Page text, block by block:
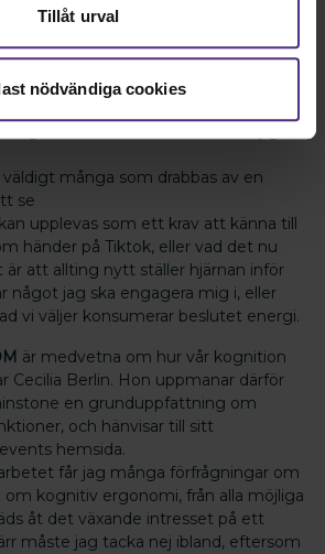
Tillåt urval
nödvändiga cookies
Berlin tror att vårt samhälle just nu
intryck. Det handlar inte bara
många som drabbas av en
se
upplevas som ett krav att känna till
händer på Tiktok, eller vad det nu
är att allting nytt ställer hjärnan inför
något jag ska engagera mig i, eller
vi väljer konsumerar beslutet energi.
är medvetna om hur vår kognition
Cecilia Berlin. Hon uppmanar därför
en grunduppfattning om
och hänvisar till sitt
hemsida.
får jag många förfrågningar om
kognitiv ergonomi, från alla möjliga
åt det växande intresset på ett
måste jag tacka nej ibland, eftersom